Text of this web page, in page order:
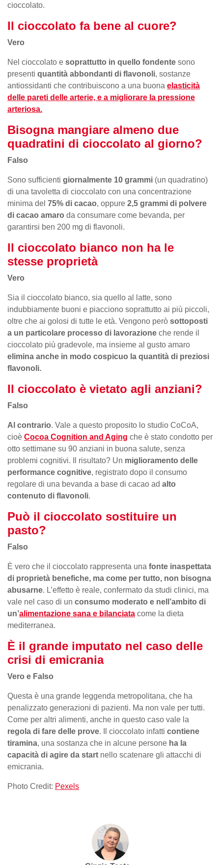
cioccolato.
Il cioccolato fa bene al cuore?
Vero
Nel cioccolato e soprattutto in quello fondente sono
presenti quantità abbondanti di flavonoli, sostanze
antiossidanti che contribuiscono a una buona elasticità
delle pareti delle arterie, e a migliorare la pressione
arteriosa.
Bisogna mangiare almeno due
quadratini di cioccolato al giorno?
Falso
Sono sufficienti giornalmente 10 grammi (un quadratino)
di una tavoletta di cioccolato con una concentrazione
minima del 75% di cacao, oppure 2,5 grammi di polvere
di cacao amaro da consumare come bevanda, per
garantirsi ben 200 mg di flavonoli.
Il cioccolato bianco non ha le
stesse proprietà
Vero
Sia il cioccolato bianco, sia quello al latte, sono
indubbiamente buoni e piacciono soprattutto ai più piccoli,
oltre che ai golosi di tutte le età. Vengono però sottoposti
a un particolare processo di lavorazione che rende il
cioccolato più gradevole, ma insieme al gusto amaro
elimina anche in modo cospicuo la quantità di preziosi
flavonoli.
Il cioccolato è vietato agli anziani?
Falso
Al contrario. Vale a questo proposito lo studio CoCoA,
cioè Cocoa Cognition and Aging che è stato condotto per
otto settimane su 90 anziani in buona salute, senza
problemi cognitivi. Il risultato? Un miglioramento delle
performance cognitive, registrato dopo il consumo
regolare di una bevanda a base di cacao ad alto
contenuto di flavonoli.
Può il cioccolato sostituire un
pasto?
Falso
È vero che il cioccolato rappresenta una fonte inaspettata
di proprietà benefiche, ma come per tutto, non bisogna
abusarne. L’effetto è reale, confermato da studi clinici, ma
vale nel caso di un consumo moderato e nell’ambito di
un’alimentazione sana e bilanciata come la dieta
mediterranea.
È il grande imputato nel caso delle
crisi di emicrania
Vero e Falso
Questa è una grande leggenda metropolitana, che ha
penalizzato generazioni di pazienti. Ma non vale per tutti.
Come per altri alimenti, anche in questo caso vale la
regola di fare delle prove. Il cioccolato infatti contiene
tiramina, una sostanza che in alcune persone ha la
capacità di agire da start nello scatenare gli attacchi di
emicrania.
Photo Credit: Pexels